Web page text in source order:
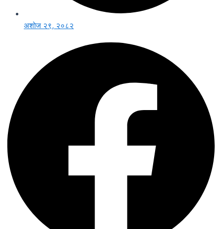
अशोज २९, २०८२